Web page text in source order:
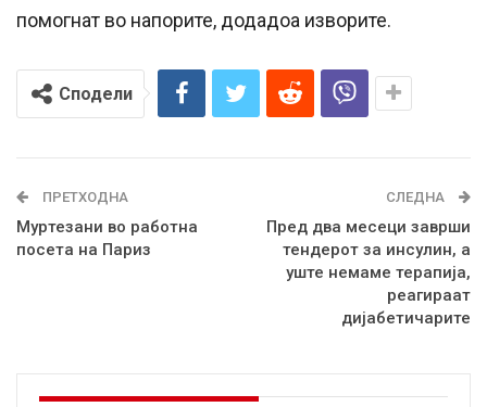
помогнат во напорите, додадоа изворите.
Сподели
ПРЕТХОДНА
Муртезани во работна
посета на Париз
СЛЕДНА
Пред два месеци заврши
тендерот за инсулин, а
уште немаме терапија,
реагираат
дијабетичарите